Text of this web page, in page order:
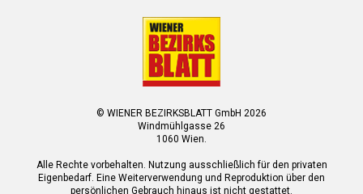
© WIENER BEZIRKSBLATT GmbH 2026
Windmühlgasse 26
1060 Wien.
Alle Rechte vorbehalten. Nutzung ausschließlich für den privaten
Eigenbedarf. Eine Weiterverwendung und Reproduktion über den
persönlichen Gebrauch hinaus ist nicht gestattet.